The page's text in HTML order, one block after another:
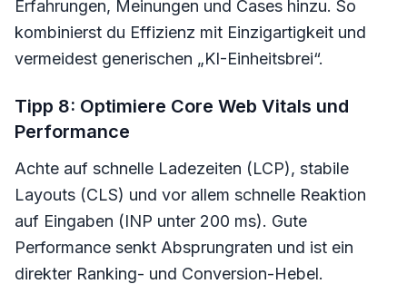
Erfahrungen, Meinungen und Cases hinzu. So
kombinierst du Effizienz mit Einzigartigkeit und
vermeidest generischen „KI-Einheitsbrei“.
Tipp 8: Optimiere Core Web Vitals und
Performance
Achte auf schnelle Ladezeiten (LCP), stabile
Layouts (CLS) und vor allem schnelle Reaktion
auf Eingaben (INP unter 200 ms). Gute
Performance senkt Absprungraten und ist ein
direkter Ranking- und Conversion-Hebel.